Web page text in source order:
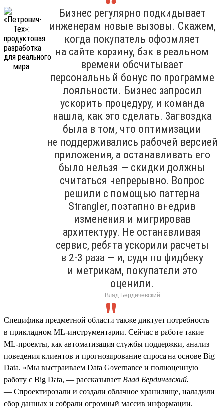
Бизнес регулярно подкидывает
инженерам новые вызовы. Скажем,
когда покупатель оформляет
на сайте корзину, бэк в реальном
времени обсчитывает
персональный бонус по программе
лояльности. Бизнес запросил
ускорить процедуру, и команда
нашла, как это сделать. Загвоздка
была в том, что оптимизации
не поддерживались рабочей версией
приложения, а останавливать его
было нельзя — скидки должны
считаться непрерывно. Вопрос
решили с помощью паттерна
Strangler, поэтапно внедрив
изменения и мигрировав
архитектуру. Не останавливая
сервис, ребята ускорили расчеты
в 2‑3 раза — и, судя по фидбеку
и метрикам, покупатели это
оценили.
Влад Бердичевский
Специфика предметной области также диктует потребность
в прикладном ML‑инструментарии. Сейчас в работе такие
ML‑проекты, как автоматизация службы поддержки, анализ
поведения клиентов и прогнозирование спроса на основе Big
Data. «Мы выстраиваем Data Governance и полноценную
работу с Big Data, — рассказывает Влад Бердичевский.
— Спроектировали и создали облачное хранилище, наладили
сбор данных и собрали огромный массив информации.